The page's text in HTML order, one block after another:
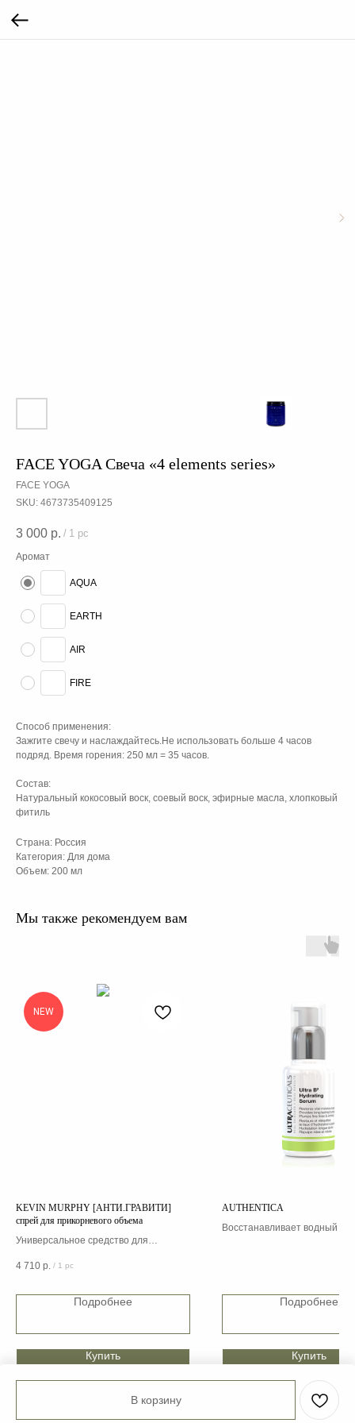
FACE YOGA Свеча «4 elements series»
FACE YOGA
SKU: 4673735409125
3 000 р. / 1 pc
Аромат
AQUA
EARTH
AIR
FIRE
В корзину
Способ применения:
Зажгите свечу и наслаждайтесь.Не использовать больше 4 часов
подряд. Время горения: 250 мл = 35 часов.
Состав:
Натуральный кокосовый воск, соевый воск, эфирные масла, хлопковый
фитиль
Страна: Россия
Категория: Для дома
Объем: 200 мл
Мы также рекомендуем вам
NEW
KEVIN MURPHY [АНТИ.ГРАВИТИ]
спрей для прикорневого объема
Универсальное средство для
прикорневой объем и уплотняет по
контролирует пушистость локонов
4 710 р. / 1 pc
Подробнее
Купить
AUTHENTICA
Восстанавливает водный
Подробнее
Купить